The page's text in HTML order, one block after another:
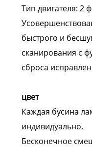
Тип двигателя: 2
быстрого и
сканирования с
сброса
цвет
Каждая бусина
индивидуально.
Бесконечное